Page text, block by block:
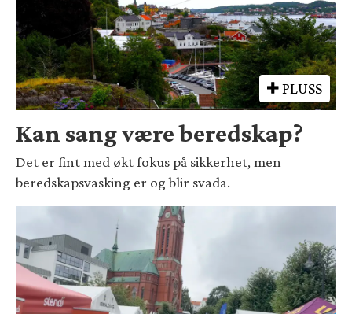
PLUSS
Kan sang være beredskap?
Det er fint med økt fokus på sikkerhet, men
beredskapsvasking er og blir svada.